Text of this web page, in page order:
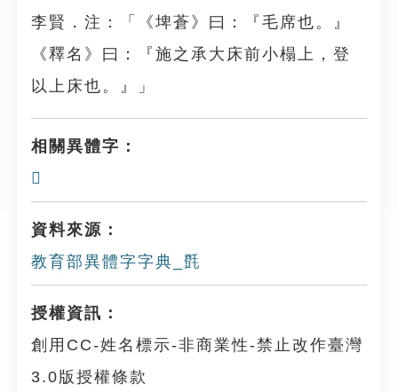
李賢．注：「《埤蒼》曰：『毛席也。』
《釋名》曰：『施之承大床前小榻上，登
以上床也。』」
相關異體字：
𣰆
資料來源：
教育部異體字字典_㲪
授權資訊：
創用CC-姓名標示-非商業性-禁止改作臺灣
3.0版授權條款